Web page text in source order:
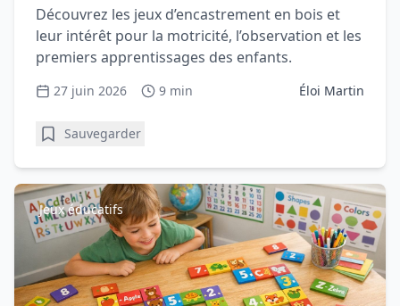
Découvrez les jeux d’encastrement en bois et
leur intérêt pour la motricité, l’observation et les
premiers apprentissages des enfants.
27 juin 2026 9 min Éloi Martin
Sauvegarder
Jeux éducatifs